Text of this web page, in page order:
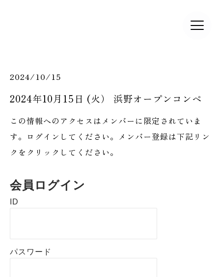
2024/10/15
2024年10月15日 (火） 浜野オープンコンペ
この情報へのアクセスはメンバーに限定されていま
す。ログインしてください。メンバー登録は下記リン
クをクリックしてください。
会員ログイン
ID
パスワード